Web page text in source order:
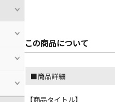
この商品について
■商品詳細
【商品タイトル】